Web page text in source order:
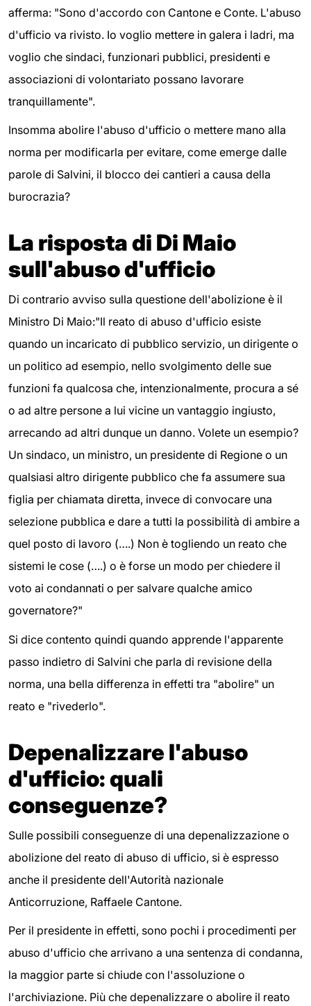
afferma: "Sono d'accordo con Cantone e Conte. L'abuso
d'ufficio va rivisto. Io voglio mettere in galera i ladri, ma
voglio che sindaci, funzionari pubblici, presidenti e
associazioni di volontariato possano lavorare
tranquillamente".
Insomma abolire l'abuso d'ufficio o mettere mano alla
norma per modificarla per evitare, come emerge dalle
parole di Salvini, il blocco dei cantieri a causa della
burocrazia?
La risposta di Di Maio
sull'abuso d'ufficio
Di contrario avviso sulla questione dell'abolizione è il
Ministro Di Maio:"Il reato di abuso d'ufficio esiste
quando un incaricato di pubblico servizio, un dirigente o
un politico ad esempio, nello svolgimento delle sue
funzioni fa qualcosa che, intenzionalmente, procura a sé
o ad altre persone a lui vicine un vantaggio ingiusto,
arrecando ad altri dunque un danno. Volete un esempio?
Un sindaco, un ministro, un presidente di Regione o un
qualsiasi altro dirigente pubblico che fa assumere sua
figlia per chiamata diretta, invece di convocare una
selezione pubblica e dare a tutti la possibilità di ambire a
quel posto di lavoro (….) Non è togliendo un reato che
sistemi le cose (….) o è forse un modo per chiedere il
voto ai condannati o per salvare qualche amico
governatore?"
Si dice contento quindi quando apprende l'apparente
passo indietro di Salvini che parla di revisione della
norma, una bella differenza in effetti tra "abolire" un
reato e "rivederlo".
Depenalizzare l'abuso
d'ufficio: quali
conseguenze?
Sulle possibili conseguenze di una depenalizzazione o
abolizione del reato di abuso di ufficio, si è espresso
anche il presidente dell'Autorità nazionale
Anticorruzione, Raffaele Cantone.
Per il presidente in effetti, sono pochi i procedimenti per
abuso d'ufficio che arrivano a una sentenza di condanna,
la maggior parte si chiude con l'assoluzione o
l'archiviazione. Più che depenalizzare o abolire il reato